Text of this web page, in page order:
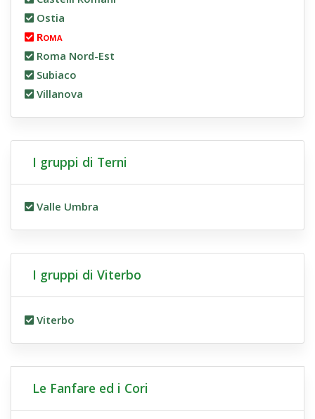
Ostia
Roma
Roma Nord-Est
Subiaco
Villanova
I gruppi di Terni
Valle Umbra
I gruppi di Viterbo
Viterbo
Le Fanfare ed i Cori